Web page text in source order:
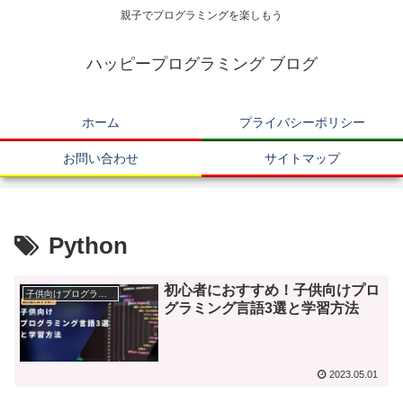
親子でプログラミングを楽しもう
ハッピープログラミング ブログ
ホーム プライバシーポリシー
お問い合わせ サイトマップ
Python
初心者におすすめ！子供向けプロ
グラミング言語3選と学習方法
2023.05.01